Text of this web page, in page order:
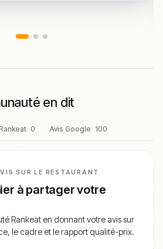
en dit
0 Avis Google 100
SUR LE RESTAURANT
à partager votre
Rankeat en donnant votre avis sur
le cadre et le rapport qualité-prix.